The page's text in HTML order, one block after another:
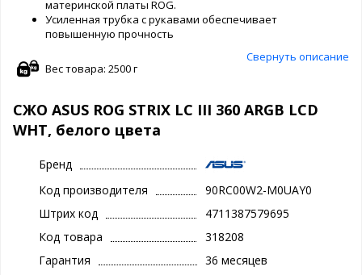
материнской платы ROG.
Усиленная трубка с рукавами обеспечивает
повышенную прочность
Свернуть описание
Вес товара: 2500 г
СЖО ASUS ROG STRIX LC III 360 ARGB LCD
WHT, белого цвета
Бренд
Код производителя
90RC00W2-M0UAY0
Штрих код
4711387579695
Код товара
318208
Гарантия
36 месяцев